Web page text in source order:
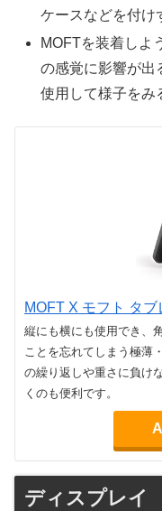
ケースなどを付け
MOFTを装着しよ
の感覚に影響が出
使用して様子をみ
MOFT X モフト タ
縦にも横にも使用でき、
ことを忘れてしまう極薄
の繰り返しや重さに負け
くのも便利です。
ディスプレイ